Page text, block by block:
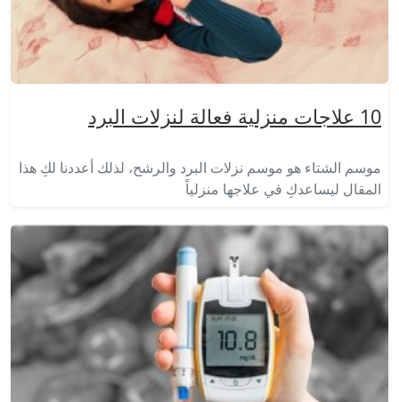
10 علاجات منزلية فعالة لنزلات البرد
موسم الشتاء هو موسم نزلات البرد والرشح، لذلك أعددنا لكِ هذا
المقال ليساعدكِ في علاجها منزلياً